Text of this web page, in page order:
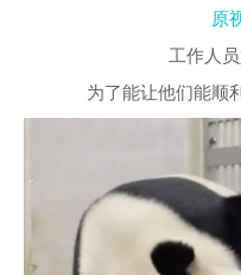
原
工作人
为了能让他们能顺